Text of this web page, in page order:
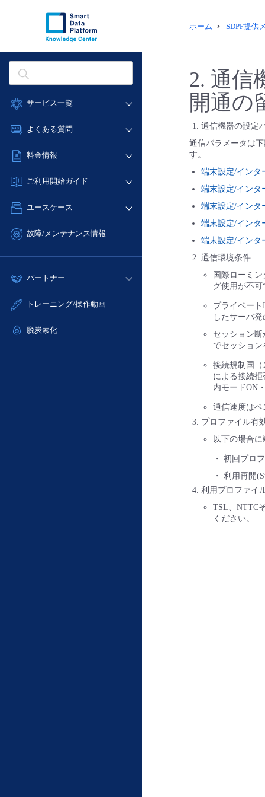
サービス一覧
データ利活用
ネットワーク
IoT
サポート
管理機能
よくある質問
データ利活用
ネットワーク
IoT
サポート
管理機能
すべてのメニューを見る
料金情報
料金シミュレーター
クラウド/サーバー
ネットワーク
サポート
すべてのメニューを見る
ご利用開始ガイド
■ 管理機能
- 初期設定・確認
- ユーザー機能の管理
- APIリファレンス
ユースケース
- バックアップ
- IoT
- ITインフラストラクチャー
故障/メンテナンス情報
サービス稼働状況
故障/メンテナンス履歴
定期メンテナンス
パートナー
販売パートナー向けプログラム
トレーニング/操作動画
脱炭素化
ホーム SDPF提供
2. 通信
開通
通信機器の設定
通信パラメータは
す。
端末設定/インタ
端末設定/インタ
端末設定/インタ
端末設定/インタ
端末設定/インタ
通信環境条件
国際ローミ
グ使用が不可
プライベー
したサーバ
セッション
でセッション
接続規制国
による接続
内モードON
通信速度はベ
プロファイル有
以下の場合
・ 初回プロ
・ 利用再開
利用プロファイ
TSL、NTTC
ください。